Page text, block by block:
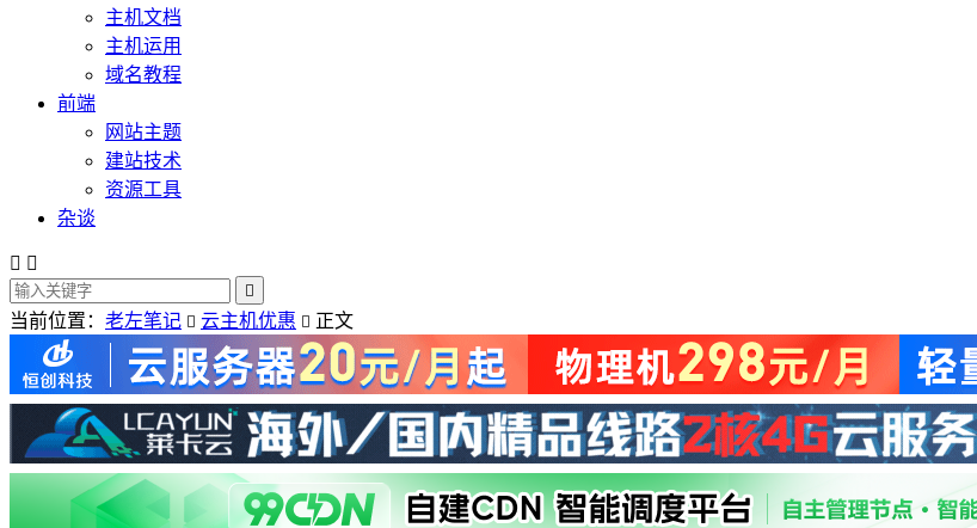
主机文档
主机运用
域名教程
前端
网站主题
建站技术
资源工具
杂谈
 

当前位置： 老左笔记  云主机优惠  正文